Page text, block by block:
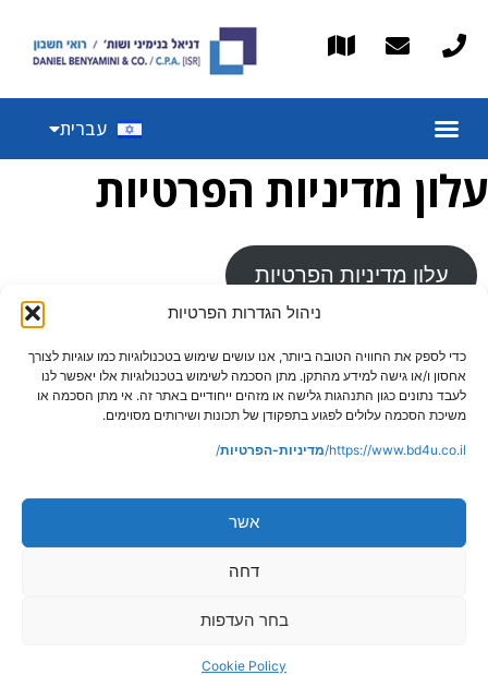
ניהול הגדרות הפרטיות
כדי לספק את החוויה הטובה ביותר, אנו עושים שימוש בטכנולוגיות כמו עוגיות לצורך
אחסון ו/או גישה למידע מהתקן. מתן הסכמה לשימוש בטכנולוגיות אלו יאפשר לנו
לעבד נתונים כגון התנהגות גלישה או מזהים ייחודיים באתר זה. אי מתן הסכמה או
משיכת הסכמה עלולים לפגוע בתפקודן של תכונות ושירותים מסוימים.
https://www.bd4u.co.il/ מדיניות-הפרטיות/
אשר
דחה
בחר העדפות
Cookie Policy
עברית
Español
עלון מדיניות הפרטיות
עלון מדיניות הפרטיות